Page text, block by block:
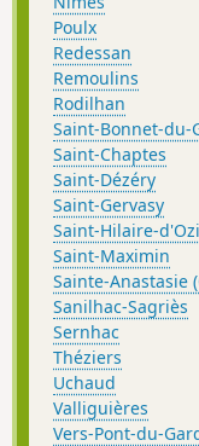
Poulx
Redessan
Remoulins
Rodilhan
Saint-Bonnet-du-
Saint-Chaptes
Saint-Dézéry
Saint-Gervasy
Saint-Hilaire-
Saint-Maximin
Sainte-Anastasie
Sanilhac-Sagriès
Sernhac
Théziers
Uchaud
Valliguières
Vers-Pont-du-